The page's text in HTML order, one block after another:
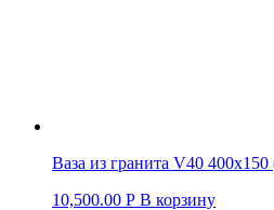
Ваза из гранита V40 400х150
10,500.00 Р В корзину